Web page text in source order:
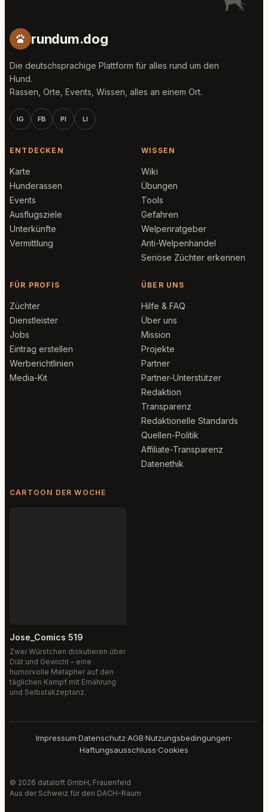
rundum.dog
Die deutschsprachige Plattform für alles rund um den
Hund.
Rassen, Orte, Events, Wissen, alles an einem Ort.
IG FB PI LI
ENTDECKEN
Karte
Hunderassen
Events
Ausflugsziele
Unterkünfte
Vermittlung
WISSEN
Wiki
Übungen
Tools
Gefahren
Welpenratgeber
Anti-Welpenhandel
Seriöse Züchter erkennen
FÜR PROFIS
Züchter
Dienstleister
Jobs
Eintrag erstellen
Werberichtlinien
Media-Kit
ÜBER UNS
Hilfe & FAQ
Über uns
Mission
Projekte
Partner
Partner-Unterstützer
Redaktion
Transparenz
Redaktionelle Standards
Quellen-Politik
Affiliate-Transparenz
Datenethik
CARTOON DER WOCHE
Jose_Comics 519
Zwei Würstchen diskutieren über
Diät und Gewicht – eine
humorvolle Metapher auf den
täglichen Kampf mit Ernährung
und Selbstakzeptanz.
Impressum·Datenschutz·AGB·Nutzungsbedingungen·
Haftungsausschluss·Cookies
© 2026 dataloft GmbH, Frauenfeld
Aus der Schweiz für den DACH-Raum